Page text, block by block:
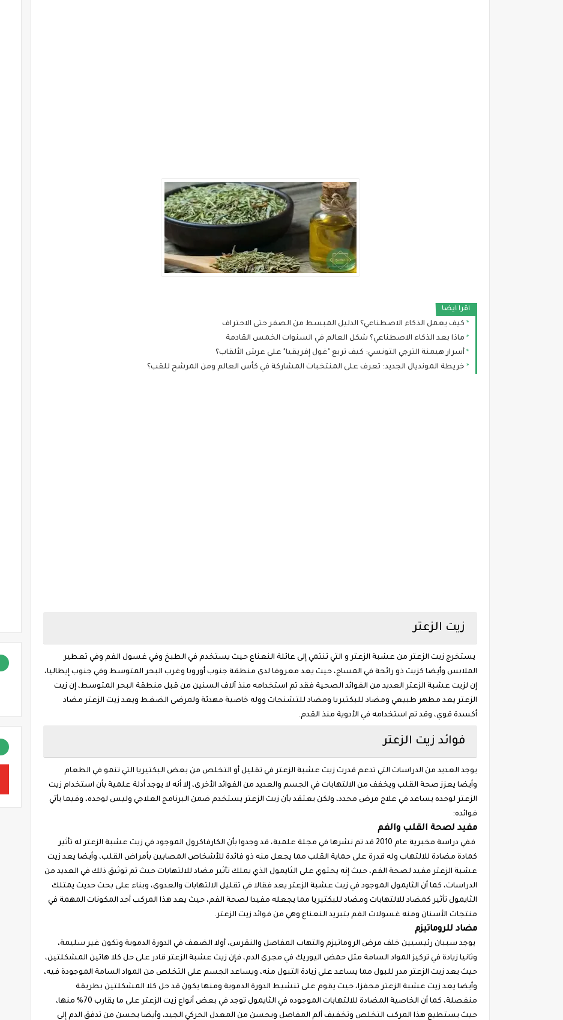
اقرا ايضا
كيف يعمل الذكاء الاصطناعي؟ الدليل المبسط من الصفر حتى الاحتراف
ماذا بعد الذكاء الاصطناعي؟ شكل العالم في السنوات الخمس القادمة
أسرار هيمنة الترجي التونسي: كيف تربع "غول إفريقيا" على عرش الألقاب؟
خريطة المونديال الجديد: تعرف على المنتخبات المشاركة في كأس العالم ومن المرشح للقب؟
زيت الزعتر
يستخرج زيت الزعتر من عشبة الزعتر و التي تنتمي إلى عائلة النعناع حيث يستخدم في الطبخ وفي غسول الفم وفي تعطير
الملابس وأيضا كزيت ذو رائحة في المساج، حيث يعد معروفا لدى منطقة جنوب أوروبا وغرب البحر المتوسط وفي جنوب إيطاليا،
إن لزيت عشبة الزعتر العديد من الفوائد الصحية فقد تم استخدامه منذ آلاف السنين من قبل منطقة البحر المتوسط، إن زيت
الزعتر يعد مطهر طبيعي ومضاد للبكتيريا ومضاد للتشنجات ووله خاصية مهدئة ولمرضى الضغط ويعد زيت الزعتر مضاد
أكسدة قوي، وقد تم استخدامه في الأدوية منذ القدم.
فوائد زيت الزعتر
يوجد العديد من الدراسات التي تدعم قدرت زيت عشبة الزعتر في تقليل أو التخلص من بعض البكتيريا التي تنمو في الطعام
وأيضا يعزز صحة القلب ويخفف من الالتهابات في الجسم والعديد من الفوائد الأخرى، إلا أنه لا يوجد أدلة علمية بأن استخدام زيت
الزعتر لوحده يساعد في علاج مرض محدد، ولكن يعتقد بأن زيت الزعتر يستخدم ضمن البرنامج العلاجي وليس لوحده، وفيما يأتي
فوائده:
مفيد لصحة القلب والفم
ففي دراسة مخبرية عام 2010 قد تم نشرها في مجلة علمية، قد وجدوا بأن الكارفاكرول الموجود في زيت عشبة الزعتر له تأثير
كمادة مضادة للالتهاب وله قدرة على حماية القلب مما يجعل منه ذو فائدة للأشخاص المصابين بأمراض القلب، وأيضا يعد زيت
عشبة الزعتر مفيد لصحة الفم، حيث إنه يحتوي على الثايمول الذي يملك تأثير مضاد للالتهابات حيث تم توثيق ذلك في العديد من
الدراسات، كما أن الثايمول الموجود في زيت عشبة الزعتر يعد فقالا في تقليل الالتهابات والعدوى، وبناء على بحث حديث يمتلك
الثايمول تأثير كمضاد للالتهابات ومضاد للبكتيريا مما يجعله مفيدا لصحة الفم، حيث يعد هذا المركب أحد المكونات المهمة في
منتجات الأسنان ومنه غسولات الفم بتبريد النعناع وهي من فوائد زيت الزعتر.
مضاد للروماتيزم
يوجد سببان رئيسيين خلف مرض الروماتيزم والتهاب المفاصل والنقرس، أولا الضعف في الدورة الدموية وتكون غير سليمة،
وثانيا زيادة في تركيز المواد السامة مثل حمض اليوريك في مجرى الدم، فإن زيت عشبة الزعتر قادر على حل كلا هاتين المشكلتين،
حيث يعد زيت الزعتر مدر للبول مما يساعد على زيادة التبول منه، ويساعد الجسم على التخلص من المواد السامة الموجودة فيه،
وأيضا يعد زيت عشبة الزعتر محفزا، حيث يقوم على تنشيط الدورة الدموية ومنها يكون قد حل كلا المشكلتين بطريقة
منفصلة، كما أن الخاصية المضادة للالتهابات الموجوده في الثايمول توجد في بعض أنواع زيت الزعتر على ما يقارب 70% منها،
حيث يستطيع هذا المركب التخلص وتخفيف ألم المفاصل ويحسن من المعدل الحركي الجيد، وأيضا يحسن من تدفق الدم إلى